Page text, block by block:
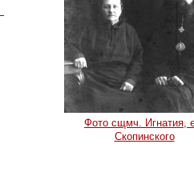
Фото сщмч. Игнатия,
Скопинского